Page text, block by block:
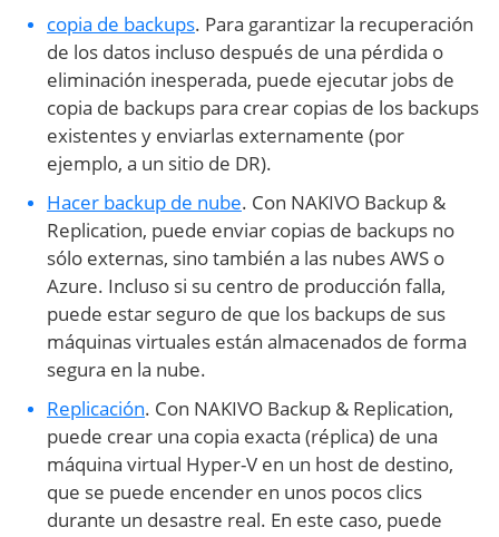
copia de backups. Para garantizar la recuperación
de los datos incluso después de una pérdida o
eliminación inesperada, puede ejecutar jobs de
copia de backups para crear copias de los backups
existentes y enviarlas externamente (por
ejemplo, a un sitio de DR).
Hacer backup de nube. Con NAKIVO Backup &
Replication, puede enviar copias de backups no
sólo externas, sino también a las nubes AWS o
Azure. Incluso si su centro de producción falla,
puede estar seguro de que los backups de sus
máquinas virtuales están almacenados de forma
segura en la nube.
Replicación. Con NAKIVO Backup & Replication,
puede crear una copia exacta (réplica) de una
máquina virtual Hyper-V en un host de destino,
que se puede encender en unos pocos clics
durante un desastre real. En este caso, puede